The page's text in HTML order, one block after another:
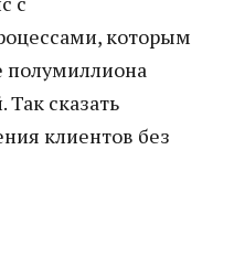
которым
полумиллиона
сказать
клиентов без